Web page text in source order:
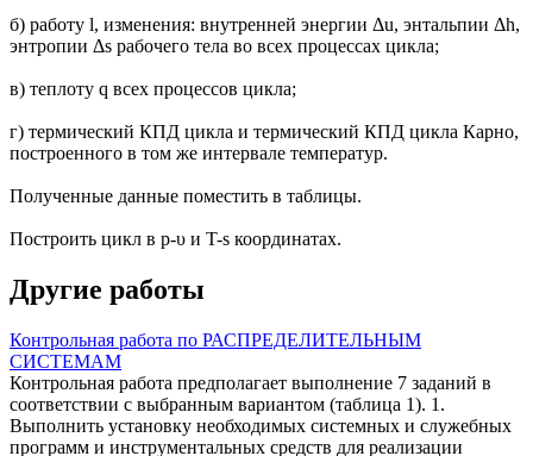
б) работу l, изменения: внутренней энергии Δu, энтальпии Δh,
энтропии Δs рабочего тела во всех процессах цикла;
в) теплоту q всех процессов цикла;
г) термический КПД цикла и термический КПД цикла Карно,
построенного в том же интервале температур.
Полученные данные поместить в таблицы.
Построить цикл в р-υ и T-s координатах.
Другие работы
Контрольная работа по РАСПРЕДЕЛИТЕЛЬНЫМ
СИСТЕМАМ
Контрольная работа предполагает выполнение 7 заданий в
соответствии с выбранным вариантом (таблица 1). 1.
Выполнить установку необходимых системных и служебных
программ и инструментальных средств для реализации